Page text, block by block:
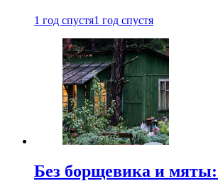
1 год спустя1 год спустя
Без борщевика и мяты: